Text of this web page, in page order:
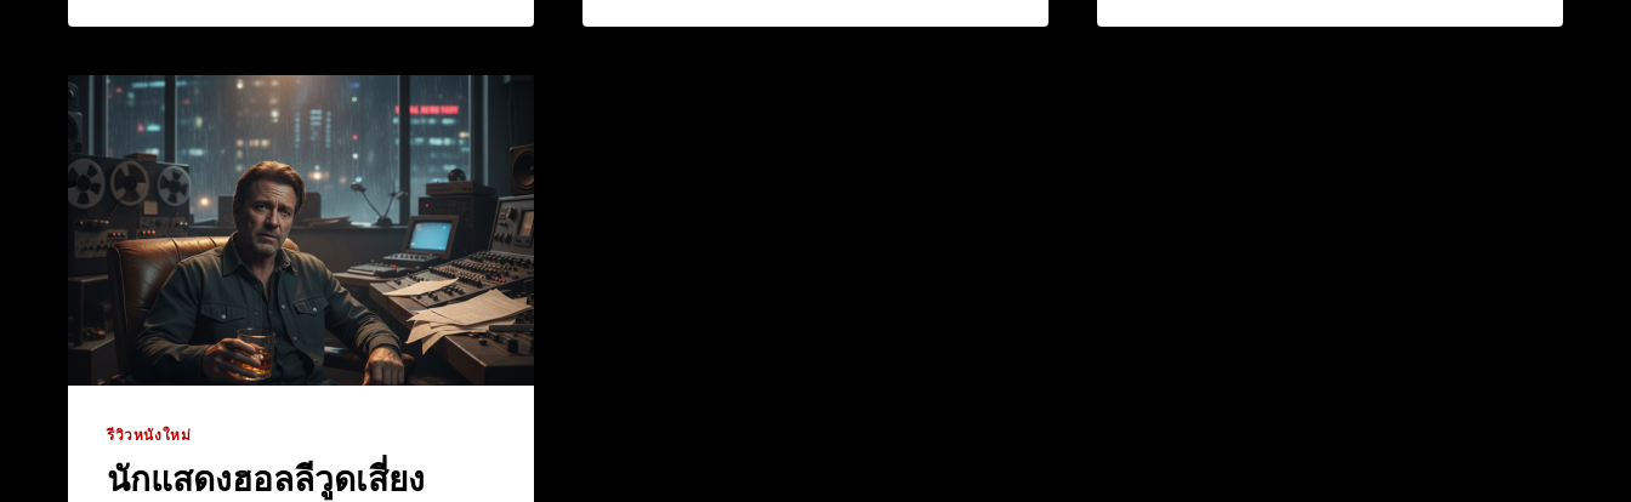
ใหม่
เงา
JOHNNY
DEPP
รีวิวหนังใหม่
นักแสดงฮอลลีวูดเสี่ยง